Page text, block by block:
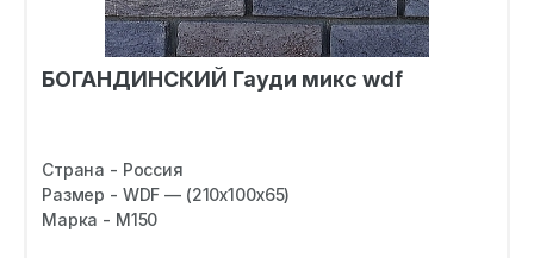
БОГАНДИНСКИЙ Гауди микс wdf
Страна - Россия
Размер - WDF — (210х100х65)
Марка - M150